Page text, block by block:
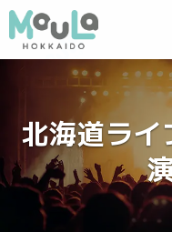
北海道ラ